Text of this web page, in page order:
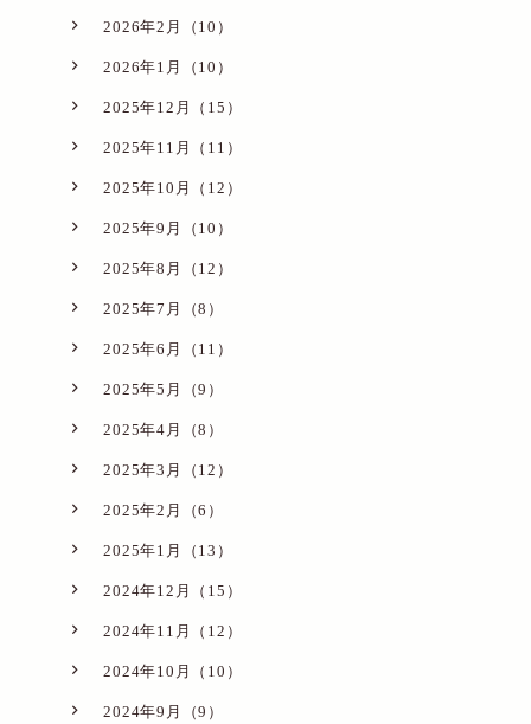
2026年2月（10）
2026年1月（10）
2025年12月（15）
2025年11月（11）
2025年10月（12）
2025年9月（10）
2025年8月（12）
2025年7月（8）
2025年6月（11）
2025年5月（9）
2025年4月（8）
2025年3月（12）
2025年2月（6）
2025年1月（13）
2024年12月（15）
2024年11月（12）
2024年10月（10）
2024年9月（9）